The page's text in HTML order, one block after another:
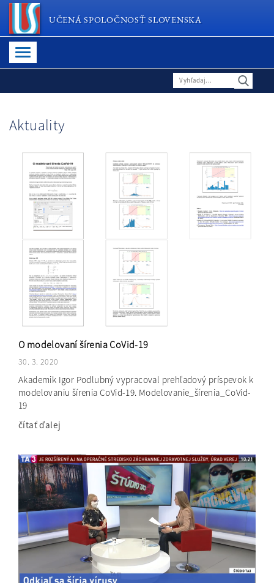
UČENÁ SPOLOČNOSŤ SLOVENSKA
Aktuality
O modelovaní šírenia CoVid-19
30. 3. 2020
Akademik Igor Podlubný vypracoval prehľadový príspevok k
modelovaniu šírenia CoVid-19. Modelovanie_šírenia_CoVid-
19
čítať ďalej